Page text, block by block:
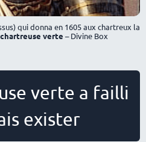
qui donna en 1605 aux chartreux la
chartreuse verte – Divine Box
verte a failli
exister